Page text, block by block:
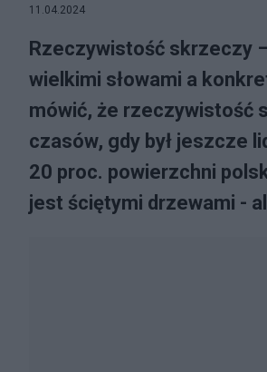
11.04.2024
Rzeczywistość skrzeczy
wielkimi słowami a
mówić, że rzeczywistość
czasów, gdy był jeszcze
20 proc. powierzchni
jest ściętymi drzewami -